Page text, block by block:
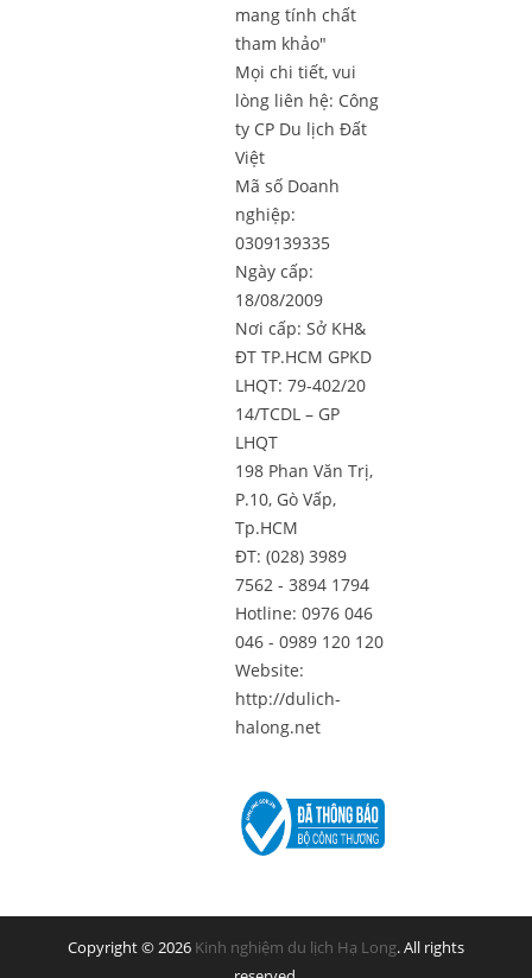
mang tính chất
tham khảo"
Mọi chi tiết, vui
lòng liên hệ: Công
ty CP Du lịch Đất
Việt
Mã số Doanh
nghiệp:
0309139335
Ngày cấp:
18/08/2009
Nơi cấp: Sở KH&
ĐT TP.HCM GPKD
LHQT: 79-402/20
14/TCDL – GP
LHQT
198 Phan Văn Trị,
P.10, Gò Vấp,
Tp.HCM
ĐT: (028) 3989
7562 - 3894 1794
Hotline: 0976 046
046 - 0989 120 120
Website:
http://dulich-
halong.net
Copyright © 2026 Kinh nghiệm du lịch Hạ Long. All rights